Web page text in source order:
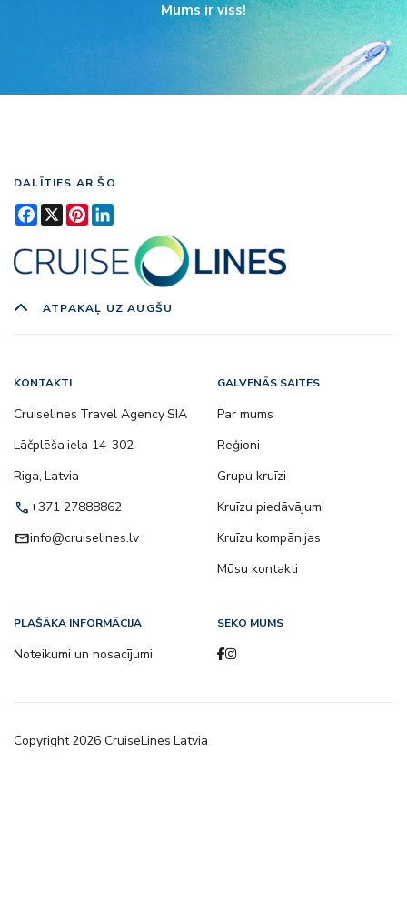
Mums ir viss!
DALĪTIES AR ŠO
Facebook
X Pinterest
ATPAKAĻ UZ AUGŠU
KONTAKTI
Cruiselines Travel Agency SIA
Lāčplēša iela 14-302
Riga, Latvia
call+371 27888862
emailinfo@cruiselines.lv
GALVENĀS SAITES
Par mums
Reģioni
Grupu kruīzi
Kruīzu piedāvājumi
Kruīzu kompānijas
Mūsu kontakti
PLAŠĀKA INFORMĀCIJA
Noteikumi un nosacījumi
SEKO MUMS
Copyright2026 CruiseLines Latvia